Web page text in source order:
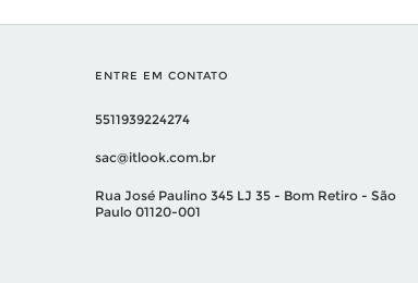
ENTRE EM CONTATO
5511939224274
sac@itlook.com.br
Rua José Paulino 345 LJ 35 - Bom Retiro - São
Paulo 01120-001